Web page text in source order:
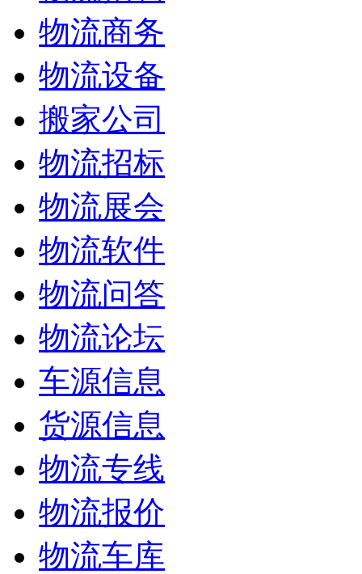
物流商务
物流设备
搬家公司
物流招标
物流展会
物流软件
物流问答
物流论坛
车源信息
货源信息
物流专线
物流报价
物流车库